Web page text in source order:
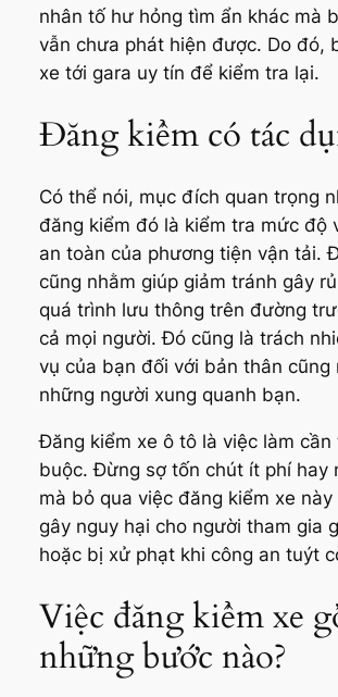
nhân tố hư hỏng tìm ẩn khác mà
vẫn chưa phát hiện được. Do đó,
xe tới gara uy tín để kiểm tra lại.
Đăng kiểm có tác
Có thể nói, mục đích quan trọng
đăng kiểm đó là kiểm tra mức độ
an toàn của phương tiện vận tải.
cũng nhằm giúp giảm tránh gây
quá trình lưu thông trên đường
cả mọi người. Đó cũng là trách
vụ của bạn đối với bản thân cũng
những người xung quanh bạn.
Đăng kiểm xe ô tô là việc làm
buộc. Đừng sợ tốn chút ít phí hay
mà bỏ qua việc đăng kiểm xe
gây nguy hại cho người tham gia
hoặc bị xử phạt khi công an tuýt
Việc đăng kiểm xe
những bước nào?